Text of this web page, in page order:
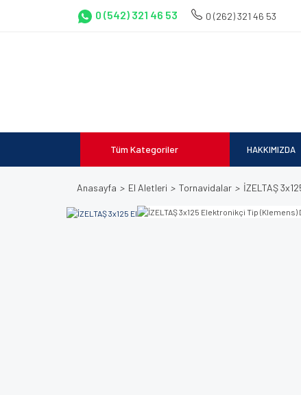
0 (542) 321 46 53 0 (262) 321 46 53
Tüm Kategoriler HAKKIMIZDA
Anasayfa El Aletleri Tornavidalar İZELTAŞ